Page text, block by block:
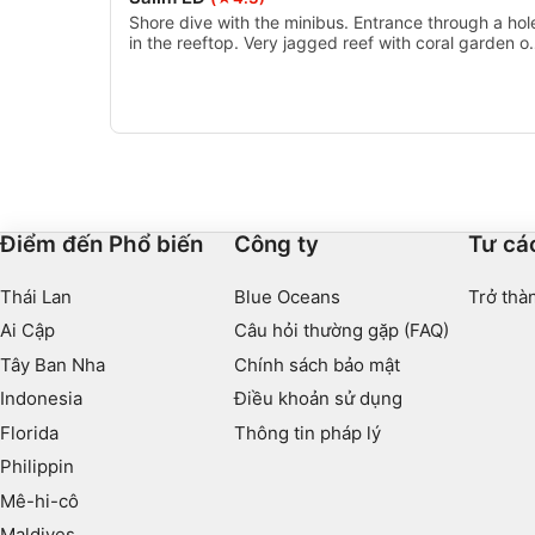
Shore dive with the minibus. Entrance through a
in the reeftop. Very jagged reef with coral garden
Điểm đến Phổ biến
Thái Lan
Ai Cập
Tây Ban Nha
Indonesia
Florida
Philippin
Mê-hi-cô
Công ty
Blue Oceans
Câu hỏi thường gặp (FAQ)
Chính sách bảo mật
Điều khoản sử dụng
Thông tin pháp lý
Tư
Trở
Performance